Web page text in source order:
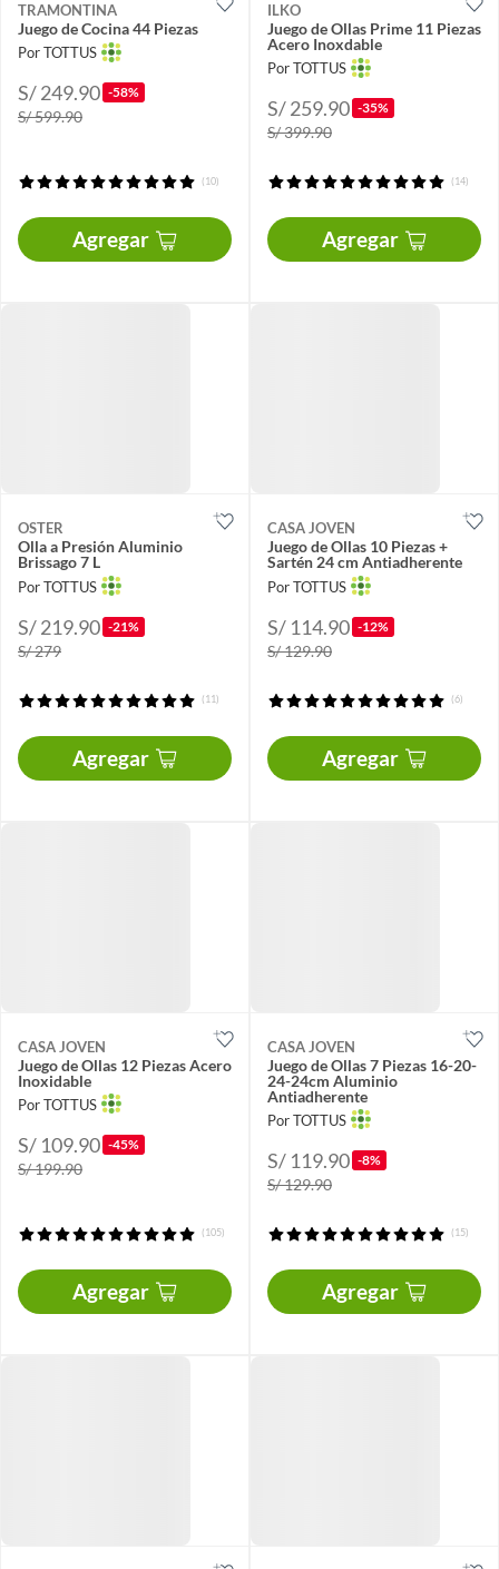
TRAMONTINA
Juego de Cocina 44 Piezas
Por TOTTUS
S/ 249.90 -58%
S/ 599.90
(10)
Agregar
ILKO
Juego de Ollas Prime 11 Piezas
Acero Inoxdable
Por TOTTUS
S/ 259.90 -35%
S/ 399.90
(14)
Agregar
OSTER
Olla a Presión Aluminio
Brissago 7 L
Por TOTTUS
S/ 219.90 -21%
S/ 279
(11)
Agregar
CASA JOVEN
Juego de Ollas 10 Piezas +
Sartén 24 cm Antiadherente
Por TOTTUS
S/ 114.90 -12%
S/ 129.90
(6)
Agregar
CASA JOVEN
Juego de Ollas 12 Piezas Acero
Inoxidable
Por TOTTUS
S/ 109.90 -45%
S/ 199.90
(105)
Agregar
CASA JOVEN
Juego de Ollas 7 Piezas 16-20-
24-24cm Aluminio
Antiadherente
Por TOTTUS
S/ 119.90 -8%
S/ 129.90
(15)
Agregar